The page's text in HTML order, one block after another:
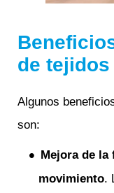
de
Algunos
son:
Mejora de
movimiento.